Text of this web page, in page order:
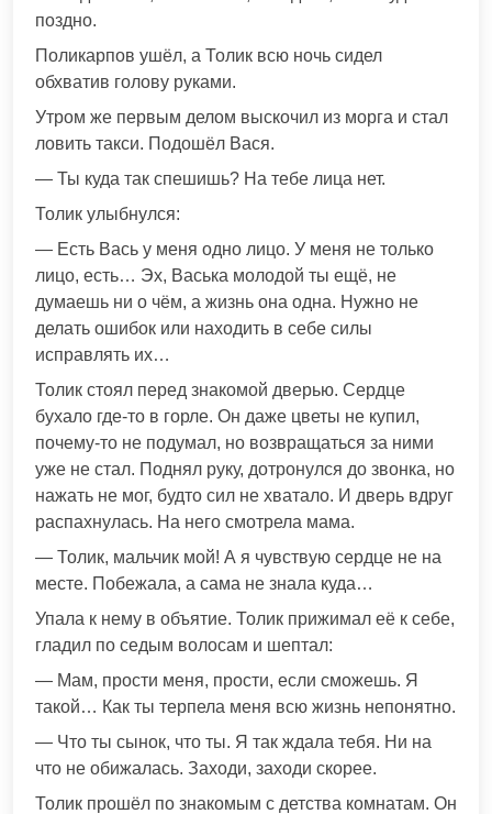
поздно.
Поликарпов ушёл, а Толик всю ночь сидел
обхватив голову руками.
Утром же первым делом выскочил из морга и стал
ловить такси. Подошёл Вася.
— Ты куда так спешишь? На тебе лица нет.
Толик улыбнулся:
— Есть Вась у меня одно лицо. У меня не только
лицо, есть… Эх, Васька молодой ты ещё, не
думаешь ни о чём, а жизнь она одна. Нужно не
делать ошибок или находить в себе силы
исправлять их…
Толик стоял перед знакомой дверью. Сердце
бухало где-то в горле. Он даже цветы не купил,
почему-то не подумал, но возвращаться за ними
уже не стал. Поднял руку, дотронулся до звонка, но
нажать не мог, будто сил не хватало. И дверь вдруг
распахнулась. На него смотрела мама.
— Толик, мальчик мой! А я чувствую сердце не на
месте. Побежала, а сама не знала куда…
Упала к нему в объятие. Толик прижимал её к себе,
гладил по седым волосам и шептал:
— Мам, прости меня, прости, если сможешь. Я
такой… Как ты терпела меня всю жизнь непонятно.
— Что ты сынок, что ты. Я так ждала тебя. Ни на
что не обижалась. Заходи, заходи скорее.
Толик прошёл по знакомым с детства комнатам. Он